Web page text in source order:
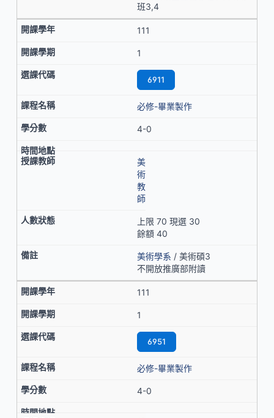
班3,4
111
1
6911
必修-畢業製作
4-0
美
術
教
師
上限 70 現選 30
餘額 40
美術學系 / 美術碩3
不開放推廣部附讀
111
1
6951
必修-畢業製作
4-0